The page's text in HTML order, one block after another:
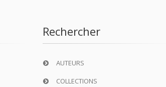
Rechercher
AUTEURS
COLLECTIONS